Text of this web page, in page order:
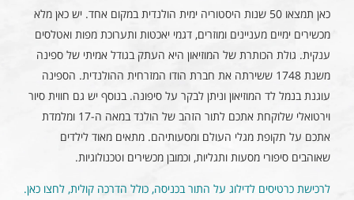
כאן תמצאו 50 שנות היסטוריה ימית הולנדית במקום אחד. יש כאן מלא
מכשירים ימיים מעניינים ומוזרים, דגמי יאכטות ותערוכת מפות ואטלסים
ענקית. גולת הכותרת של המוזיאון היא העתק בגודל אמיתי של ספינה
משנת 1748 ששירתה את חברת הודו המזרחית ההולנדית. הספינה
עוגנת בנמל לד המוזיאון וניתן לבקר על סיפונה. בנוסף יש גם חווית סיור
וירטואלי שלוקחת אתכם לתור הזהב של הולנד במאה ה-17 ומלמדת
אתכם על תקופת מגלי העולם ומסעותיהם. מתאים מאוד לילדים
שאוהבים סיפורי מסעות ותגליות, וכמובן מכשירים וטכנולוגיות.
לרכישת כרטיסים לדילוג על התור בכניסה, כולל הדרכה קולית, לחצו כאן.